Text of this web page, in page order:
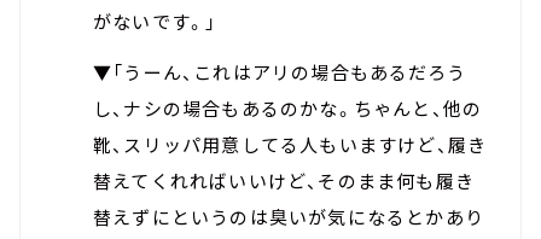
がないです。」
▼「うーん、これはアリの場合もあるだろう
し、ナシの場合もあるのかな。ちゃんと、他の
靴、スリッパ用意してる人もいますけど、履き
替えてくれればいいけど、そのまま何も履き
替えずにというのは臭いが気になるとかあり